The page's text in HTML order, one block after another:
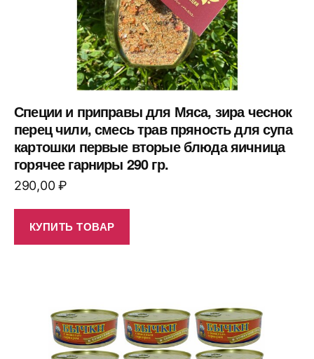
Специи и приправы для Мяса, зира чеснок
перец чили, смесь трав пряность для супа
картошки первые вторые блюда яичница
горячее гарниры 290 гр.
290,00₽
КУПИТЬ ТОВАР